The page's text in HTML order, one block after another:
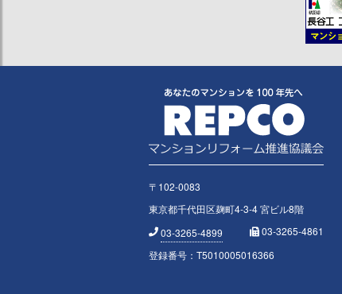
〒102-0083
東京都千代田区麹町4-3-4 宮ビル8階
03-3265-4899
03-3265-4861
登録番号：T5010005016366